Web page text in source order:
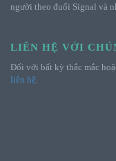
người theo đuổi Signal và
LIÊN HỆ VỚI
Đối với bất kỳ thắc mắc
liên hệ.